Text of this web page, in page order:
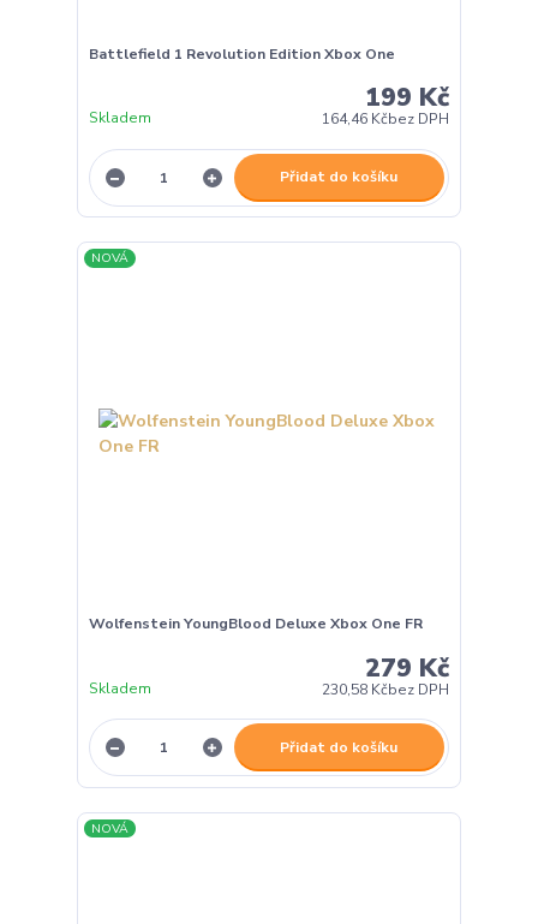
Battlefield 1 Revolution Edition Xbox One
199 Kč
164,46 Kčbez DPH
Skladem
Přidat do košíku
NOVÁ
Wolfenstein YoungBlood Deluxe Xbox One FR
279 Kč
230,58 Kčbez DPH
Skladem
Přidat do košíku
NOVÁ